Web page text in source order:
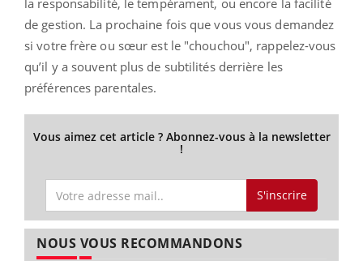
de gestion. La prochaine fois que vous vous demandez
si votre frère ou sœur est le "chouchou", rappelez-vous
qu’il y a souvent plus de subtilités derrière les
préférences parentales.
Vous aimez cet article ? Abonnez-vous à la newsletter
!
S'inscrire
NOUS VOUS RECOMMANDONS